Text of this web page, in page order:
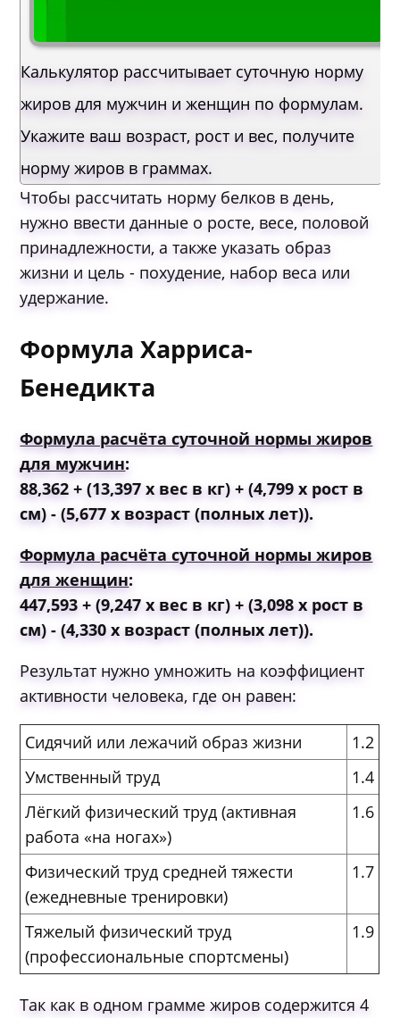
Калькулятор рассчитывает суточную норму
жиров для мужчин и женщин по формулам.
Укажите ваш возраст, рост и вес, получите
норму жиров в граммах.
Чтобы рассчитать норму белков в день,
нужно ввести данные о росте, весе, половой
принадлежности, а также указать образ
жизни и цель - похудение, набор веса или
удержание.
Формула Харриса-
Бенедикта
Формула расчёта суточной нормы жиров
для мужчин:
88,362 + (13,397 х вес в кг) + (4,799 х рост в
см) - (5,677 х возраст (полных лет)).
Формула расчёта суточной нормы жиров
для женщин:
447,593 + (9,247 х вес в кг) + (3,098 х рост в
см) - (4,330 х возраст (полных лет)).
Результат нужно умножить на коэффициент
активности человека, где он равен:
Сидячий или лежачий образ жизни
1.2
Умственный труд
1.4
Лёгкий физический труд (активная
работа «на ногах»)
1.6
Физический труд средней тяжести
(ежедневные тренировки)
1.7
Тяжелый физический труд
(профессиональные спортсмены)
1.9
Так как в одном грамме жиров содержится 4